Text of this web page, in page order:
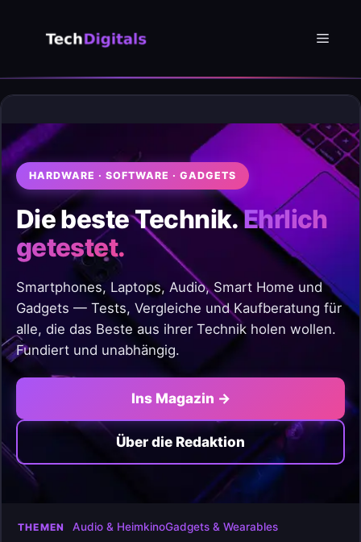
Menü
HARDWARE · SOFTWARE · GADGETS
Die beste Technik.Ehrlich
getestet.
Smartphones, Laptops, Audio, Smart Home und
Gadgets — Tests, Vergleiche und Kaufberatung für
alle, die das Beste aus ihrer Technik holen wollen.
Fundiert und unabhängig.
Ins Magazin →
Über die Redaktion
THEMEN Audio & HeimkinoGadgets & Wearables